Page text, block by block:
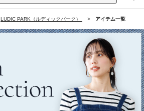
LUDIC PARK（ルディックパーク） アイテム一覧